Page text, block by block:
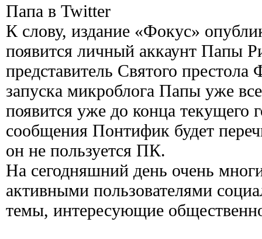
Папа в Twitter
К слову, издание «Фокус»
появится личный аккаунт Папы
представитель Святого
запуска микроблога Папы уже все
появится уже до конца текущего
сообщения Понтифик будет
он не пользуется ПК.
На сегодняшний день очень
активными пользователями
темы, интересующие